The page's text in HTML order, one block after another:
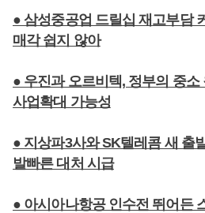
● 삼성중공업 드릴십 재고부담
매각 쉽지 않아
● 우진과 오르비텍, 정부의 중소
사업확대 가능성
● 지상파3사와 SK텔레콤 새 출
발빠른 대처 시급
● 아시아나항공 인수전 뛰어든